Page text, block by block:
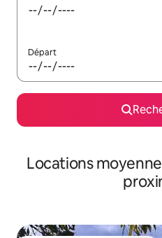
Départ
Locations